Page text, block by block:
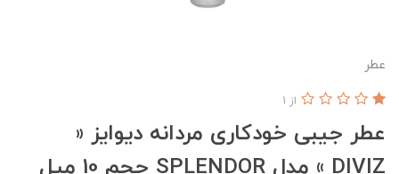
عطر
عطر جیبی خودکاری مردانه دیوایز «
DIVIZ » مدل SPLENDOR حجم 10 میل
از 1